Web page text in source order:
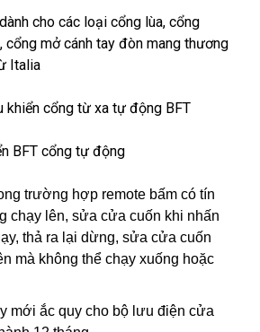
cho các loại cổng lùa, cổng
cổng mở cánh tay đòn mang thương
Italia
khiển cổng từ xa tự động BFT
BFT cổng tự động
trường hợp remote bấm có tín
chạy lên, sửa cửa cuốn khi nhấn
thả ra lại dừng, sửa cửa cuốn
mà không thể chạy xuống hoặc
mới ắc quy cho bộ lưu điện cửa